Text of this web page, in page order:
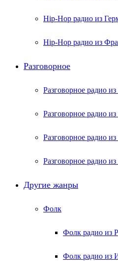
Hip-Hop радио из
Hip-Hop радио из
Разговорное
Разговорное радио
Разговорное радио
Разговорное радио из
Разговорное радио
Другие жанры
Фолк
Фолк радио из
Фолк радио из